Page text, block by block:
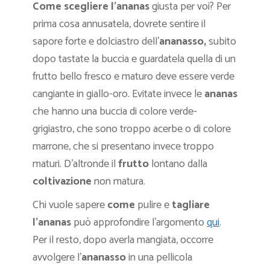
Come scegliere l’ananasgiusta per voi? Per
prima cosa annusatela, dovrete sentire il
sapore forte e dolciastro dell’ananasso,subito
dopo tastate la buccia e guardatela quella di un
frutto bello fresco e maturo deve essere verde
cangiante in giallo-oro. Evitate invece leananas
che hanno una buccia di colore verde-
grigiastro, che sono troppo acerbe o di colore
marrone, che si presentano invece troppo
maturi. D’altronde ilfruttolontano dalla
coltivazionenon matura.
Chi vuole saperecome pulire etagliare
l’ananaspuò approfondire l’argomentoqui.
Per il resto, dopo averla mangiata, occorre
avvolgere l’ananassoin una pellicola